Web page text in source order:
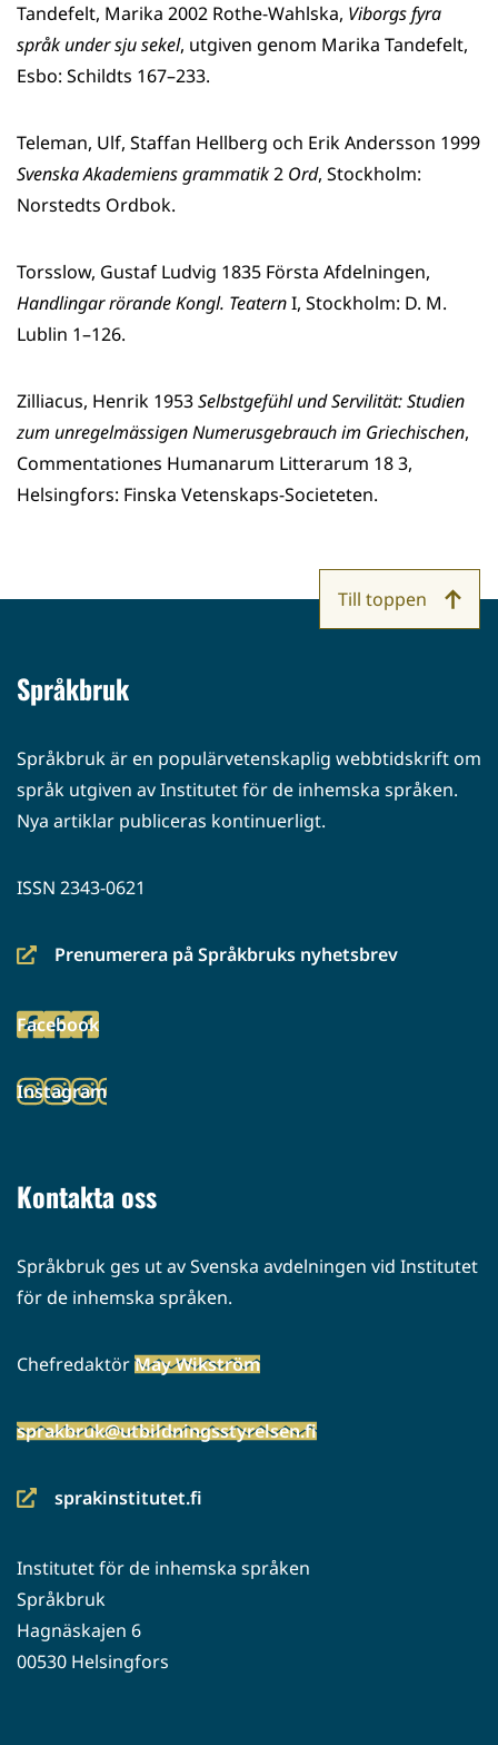
Tandefelt, Marika 2002 Rothe-Wahlska, Viborgsfyra
språk under sju sekel, utgiven genom Marika Tandefelt,
Esbo: Schildts 167–233.
Teleman, Ulf, Staffan Hellberg och Erik Andersson 1999
Svenska Akademiens grammatik2 Ord, Stockholm:
Norstedts Ordbok.
Torsslow, Gustaf Ludvig 1835 Första Afdelningen,
Handlingar rörande Kongl. TeaternI, Stockholm: D. M.
Lublin 1–126.
Zilliacus, Henrik 1953Selbstgefühl und Servilität: Studien
zum unregelmässigen Numerusgebrauch im Griechischen,
Commentationes Humanarum Litterarum 18 3,
Helsingfors: Finska Vetenskaps-Societeten.
Språkbruk
Språkbruk är en populärvetenskaplig webbtidskrift om
språk utgiven av Institutet för de inhemska språken.
Nya artiklar publiceras kontinuerligt.
ISSN 2343-0621
Prenumerera på Språkbruks nyhetsbrev
(siirryt
palveluun)
Facebook
(siirryt
palveluun)
Instagram
(siirryt
Kontakta oss
Språkbruk ges ut av Svenska avdelningen vid Institutet
för de inhemska språken.
ChefredaktörMay Wikström
sprakbruk@utbildningsstyrelsen.fi
sprakinstitutet.fi
(siirryt
palveluun)
Institutet för de inhemska språken
Språkbruk
Hagnäskajen 6
00530 Helsingfors
Till toppen